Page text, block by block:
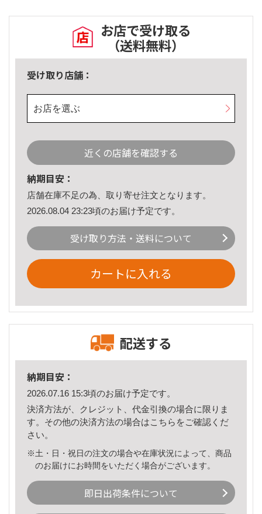
お店で受け取る
（送料無料）
受け取り店舗：
お店を選ぶ
近くの店舗を確認する
納期目安：
店舗在庫不足の為、取り寄せ注文となります。
2026.08.04 23:23頃のお届け予定です。
受け取り方法・送料について
カートに入れる
配送する
納期目安：
2026.07.16 15:3頃のお届け予定です。
決済方法が、クレジット、代金引換の場合に限りま
す。その他の決済方法の場合はこちら をご確認くだ
さい。
※土・日・祝日の注文の場合や在庫状況によって、商品
のお届けにお時間をいただく場合がございます。
即日出荷条件について